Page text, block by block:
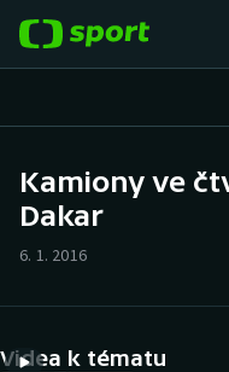
Hokej
Kamiony ve
Dakar
6. 1. 2016
Videa k tématu